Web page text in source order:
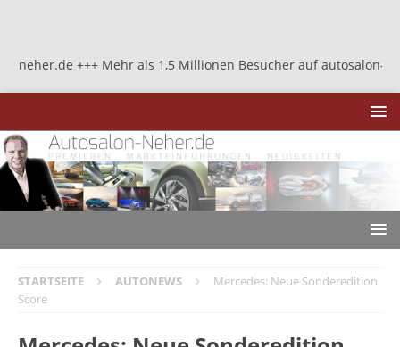
+++ Mehr als 1,5 Millionen Besucher auf autosalon-
STARTSEITE AUTONEWS
Mercedes: Neue Sonderedition
Score